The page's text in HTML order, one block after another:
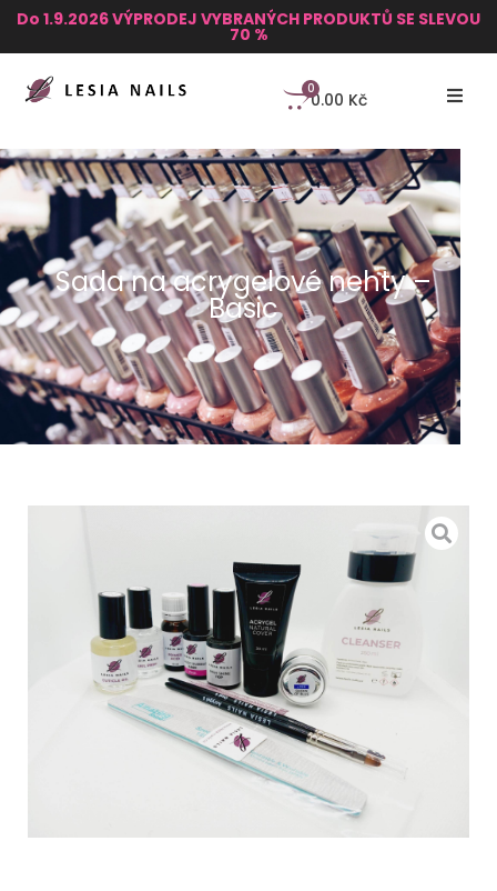
Do 1.9.2026 VÝPRODEJ VYBRANÝCH PRODUKTŮ SE SLEVOU
70 %
0.00 Kč
0
Sada na acrygelové nehty –
Basic